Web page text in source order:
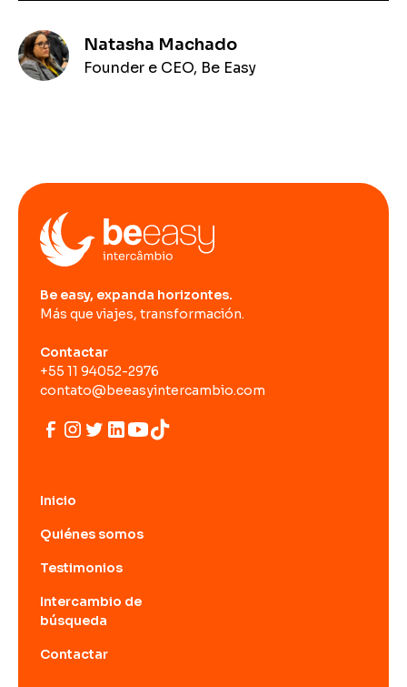
Natasha Machado
Founder e CEO, Be Easy
Be easy, expanda horizontes.
Más que viajes, transformación.
Contactar
+55 11 94052-2976
contato@beeasyintercambio.com
Inicio
Quiénes somos
Testimonios
Intercambio de
búsqueda
Contactar